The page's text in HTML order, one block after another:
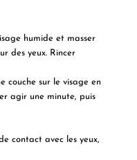
humide et masser
des yeux. Rincer
couche sur le visage en
agir une minute, puis
contact avec les yeux,